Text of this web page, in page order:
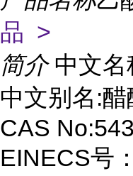
品 >
简介 中文
中文别名:醋
CAS
EINECS号